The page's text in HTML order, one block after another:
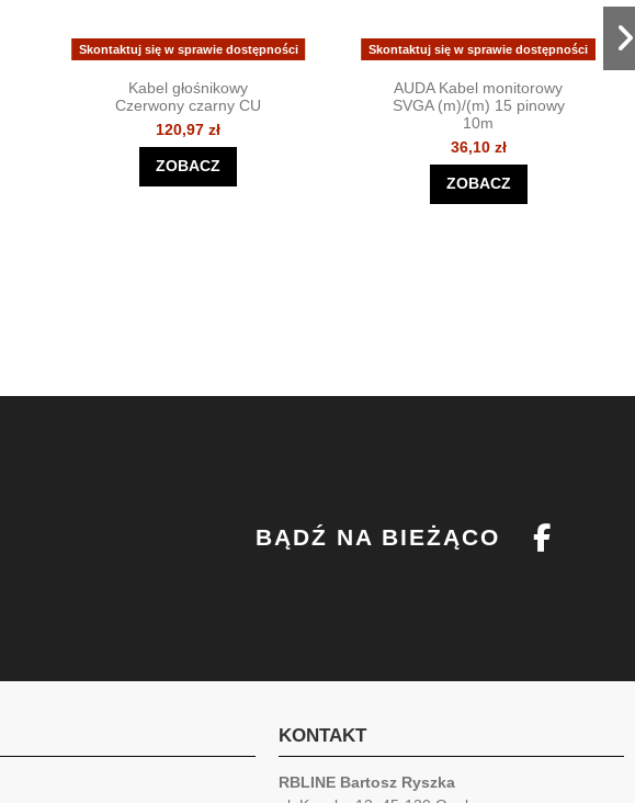
Skontaktuj się w sprawie dostępności
Kabel głośnikowy
Czerwony czarny CU
120,97 zł
ZOBACZ
Skontaktuj się w sprawie dostępności
AUDA Kabel monitorowy
SVGA (m)/(m) 15 pinowy
10m
36,10 zł
ZOBACZ
BĄDŹ NA BIEŻĄCO
KONTAKT
RBLINE Bartosz Ryszka